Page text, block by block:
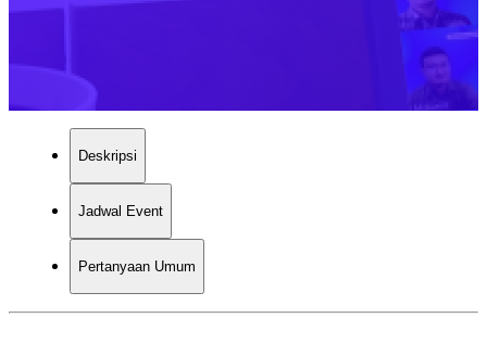
Deskripsi
Jadwal Event
Pertanyaan Umum